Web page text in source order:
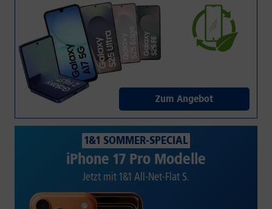
Zum Angebot
1&1 SOMMER-SPECIAL
iPhone 17 Pro Modelle
Jetzt mit 1&1 All-Net-Flat S.